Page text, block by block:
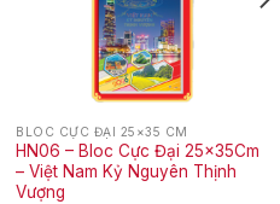
BLOC CỰC ĐẠI 25×35 CM
HN06 – Bloc Cực Đại 25x35Cm
– Việt Nam Kỷ Nguyên Thịnh
Vượng